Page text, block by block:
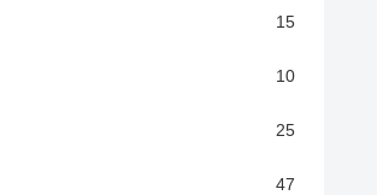
15
10
25
47